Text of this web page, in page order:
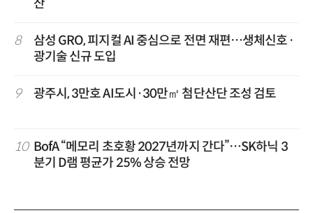
산
8
삼성 GRO, 피지컬 AI 중심으로 전면 재편…생체신호·
광기술 신규 도입
9 광주시, 3만호 AI도시·30만㎡ 첨단산단 조성 검토
10 BofA “메모리 초호황 2027년까지 간다”…SK하닉 3
분기 D램 평균가 25% 상승 전망